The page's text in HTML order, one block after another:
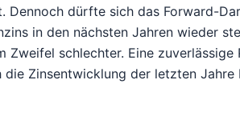
Dennoch dürfte sich das Forward-
in den nächsten Jahren wieder
schlechter. Eine zuverlässige
die Zinsentwicklung der letzten Jahre